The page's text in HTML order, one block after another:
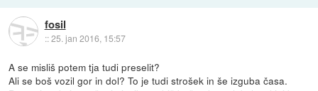
fosil
::25. jan 2016, 15:57
A se misliš potem tja tudi preselit?
Ali se boš vozil gor in dol? To je tudi strošek in še izguba časa.